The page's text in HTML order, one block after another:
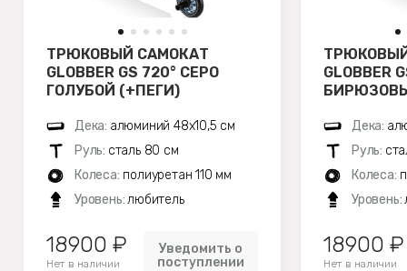
ТРЮКОВЫЙ САМОКАТ
GLOBBER GS 720° СЕРО
ГОЛУБОЙ (+ПЕГИ)
Дека: алюминий 48х10,5 см
Руль: сталь 80 см
Колеса: полиуретан 110 мм
Уровень:любитель
18900 ₽
Нет в наличии
Уведомить о
поступлении
GLOBBER
Дека:
Руль:
Колеса:
Уровень:
18900 ₽
Нет в наличии